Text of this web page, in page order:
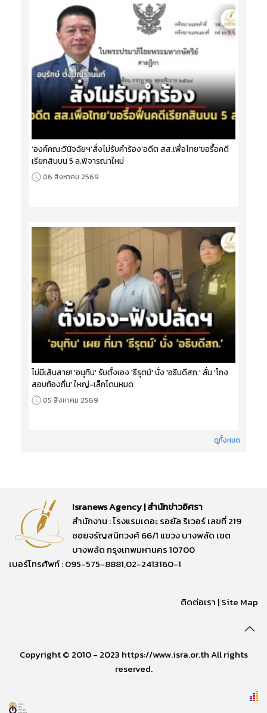
‘องค์คณะวินิจฉัยฯ’สั่งไม่รับคำร้อง‘อดีต สส.เพื่อไทย’ขอรื้อคดี
เรียกสินบน 5 ล.พิจารณาใหม่
06 สิงหาคม 2569
ไม่มีเส้นสาย! 'อนุทิน' รับตั้งเอง 'ธีรุตม์' นั่ง 'อธิบดีสถ.' ลั่น 'โกง
สอบท้องถิ่น' ใหญ่-เล็กโดนหมด
05 สิงหาคม 2569
ดูทั้งหมด
Isranews Agency | สำนักข่าวอิศรา
สำนักงาน : โรงแรมเดอะ รอยัล ริเวอร์ เลขที่ 219
ซอยจรัญสนิทวงศ์ 66/1 แขวง บางพลัด เขต
บางพลัด กรุงเทพมหานคร 10700
เบอร์โทรศัพท์ : 095-575-8881,02-2413160-1
ติดต่อเรา |Site Map
Copyright © 2010 - 2023 https://www.isra.or.th All rights
reserved.